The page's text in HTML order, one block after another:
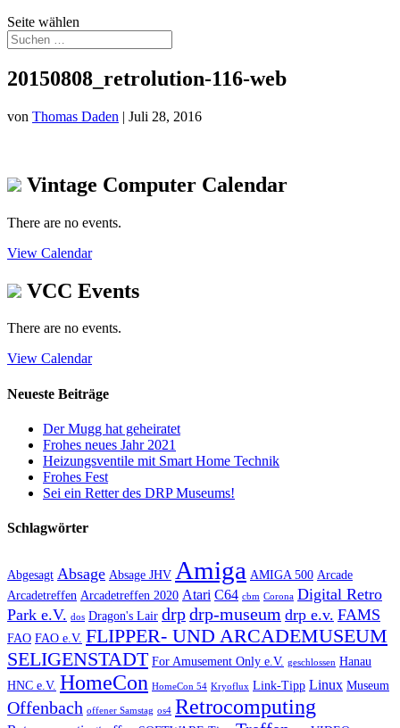
Seite wählen
20150808_retrolution-116-web
von Thomas Daden | Juli 28, 2016
Vintage Computer Calendar
There are no events.
View Calendar
VCC Events
There are no events.
View Calendar
Neueste Beiträge
Der Mugg hat geheiratet
Frohes neues Jahr 2021
Heizungsventile mit Smart Home Technik
Frohes Fest
Sei ein Retter des DRP Museums!
Schlagwörter
Abgesagt Absage Absage JHV Amiga AMIGA 500 Arcade
Arcadetreffen Arcadetreffen 2020 Atari C64 cbm Corona Digital Retro
Park e.V. dos Dragon's Lair drpdrp-museum drp e.v. FAMS
FAO FAO e.V. FLIPPER- UND ARCADEMUSEUM
SELIGENSTADT For Amusement Only e.V. geschlossen Hanau
HNC e.V. HomeCon HomeCon 54 Kryoflux Link-Tipp Linux Museum
Offenbach offener Samstag os4 Retrocomputing